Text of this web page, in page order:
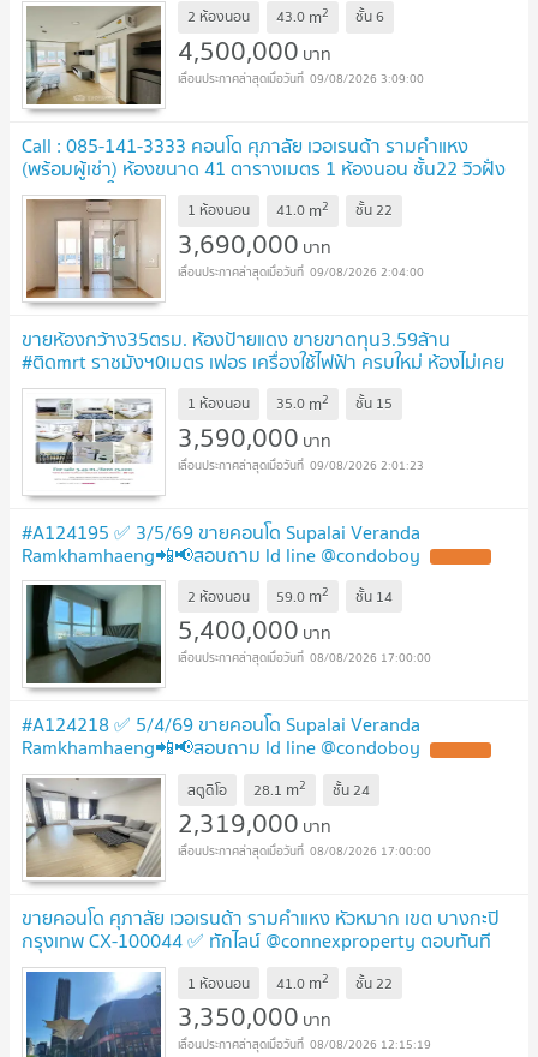
2 ห้องนอน 43.0 m2 ชั้น6
4,500,000 บาท
09/08/2026 3:09:00
Call : 085-141-3333 คอนโด ศุภาลัย เวอเรนด้า รามคำแหง
(พร้อมผู้เช่า) ห้องขนาด 41 ตารางเมตร 1 ห้องนอน ชั้น22 วิวฝั่ง
กกท. ตึกA ใกล้มหาวิทยาลัยเอแบค
1 ห้องนอน 41.0 m2 ชั้น22
3,690,000 บาท
09/08/2026 2:04:00
ขายห้องกว้าง35ตรม. ห้องป้ายแดง ขายขาดทุน3.59ล้าน
#ติดmrt ราชมังฯ0เมตร เฟอร เครื่องใช้ไฟฟ้า ครบใหม่ ห้องไม่เคย
อยู่จ้าด่วน ทักเราpaolin1
1 ห้องนอน 35.0 m2 ชั้น 15
3,590,000 บาท
09/08/2026 2:01:23
#A124195 ✅ 3/5/69 ขายคอนโด Supalai Veranda
Ramkhamhaeng📲📢สอบถาม ld line @condoboy
2 ห้องนอน 59.0 m2 ชั้น 14
5,400,000 บาท
08/08/2026 17:00:00
#A124218 ✅ 5/4/69 ขายคอนโด Supalai Veranda
Ramkhamhaeng📲📢สอบถาม ld line @condoboy
สตูดิโอ 28.1 m2 ชั้น24
2,319,000 บาท
08/08/2026 17:00:00
ขายคอนโด ศุภาลัย เวอเรนด้า รามคำแหง หัวหมาก เขต บางกะปิ
กรุงเทพ CX-100044 ✅ ทักไลน์ @connexproperty ตอบทันที
ทีมงานมืออาชีพ ✅
1 ห้องนอน 41.0 m2 ชั้น22
3,350,000 บาท
08/08/2026 12:15:19